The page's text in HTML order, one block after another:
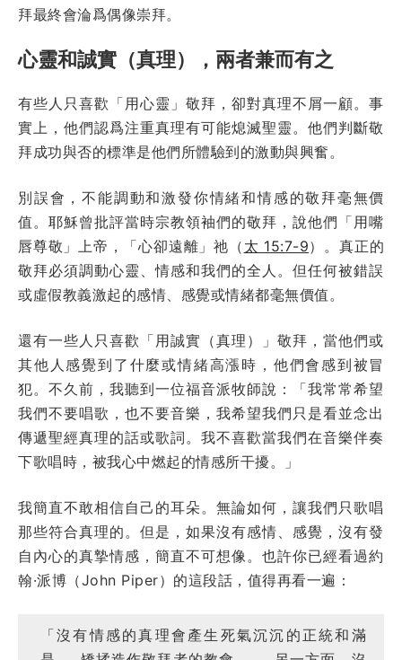
拜最終會淪爲偶像崇拜。
心靈和誠實（真理），兩者兼而有之
有些人只喜歡「用心靈」敬拜，卻對真理不屑一顧。事
實上，他們認爲注重真理有可能熄滅聖靈。他們判斷敬
拜成功與否的標準是他們所體驗到的激動與興奮。
別誤會，不能調動和激發你情緒和情感的敬拜毫無價
值。耶穌曾批評當時宗教領袖們的敬拜，說他們「用嘴
唇尊敬」上帝，「心卻遠離」祂（ 太 15:7-9）。真正的
敬拜必須調動心靈、情感和我們的全人。但任何被錯誤
或虛假教義激起的感情、感覺或情緒都毫無價值。
還有一些人只喜歡「用誠實（真理）」敬拜，當他們或
其他人感覺到了什麼或情緒高漲時，他們會感到被冒
犯。不久前，我聽到一位福音派牧師說：「我常常希望
我們不要唱歌，也不要音樂，我希望我們只是看並念出
傳遞聖經真理的話或歌詞。我不喜歡當我們在音樂伴奏
下歌唱時，被我心中燃起的情感所干擾。」
我簡直不敢相信自己的耳朵。無論如何，讓我們只歌唱
那些符合真理的。但是，如果沒有感情、感覺，沒有發
自內心的真摯情感，簡直不可想像。也許你已經看過約
翰·派博（John Piper）的這段話，值得再看一遍：
「沒有情感的真理會產生死氣沉沉的正統和滿